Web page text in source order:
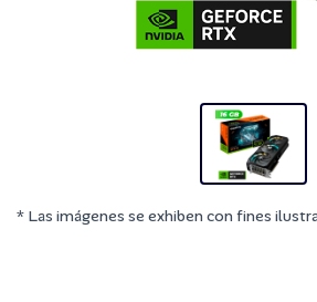
* Las imágenes se exhiben con fines